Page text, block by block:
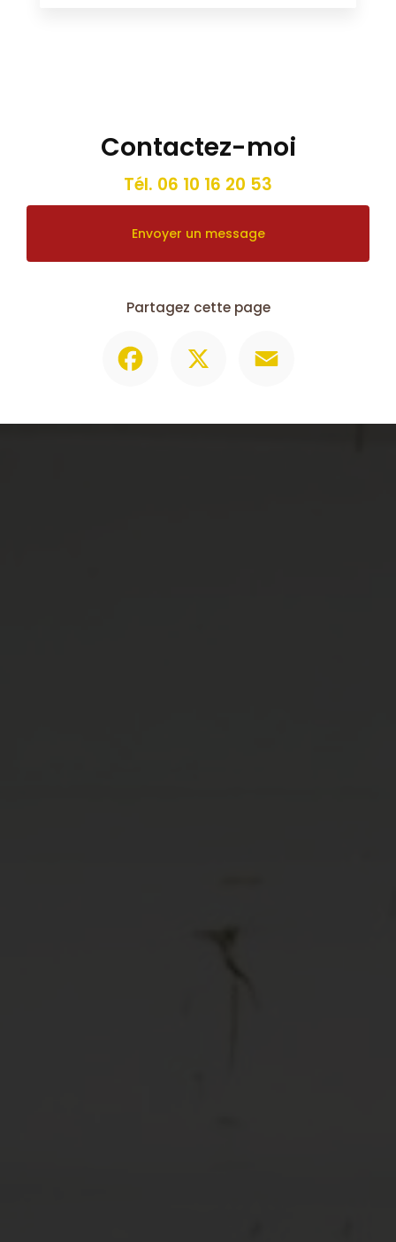
Contactez-moi
Tél. 06 10 16 20 53
Envoyer un message
Partagez cette page